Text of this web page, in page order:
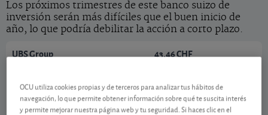
Los próximos trimestres de este banco suizo de
inversión serán más difíciles que el buen inicio de
año, lo que podría debilitar la acción a corto plazo.
UBS Group
07/08/2026 Zúrich
43,46 CHF
Ver detalladamente
OCU utiliza cookies propias y de terceros para analizar tus hábitos de
navegación, lo que permite obtener información sobre qué te suscita interés
y permite mejorar nuestra página web y tu seguridad. Si haces clic en el